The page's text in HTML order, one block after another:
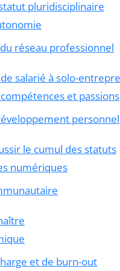
pluridisciplinaire
réseau professionnel
salarié à solo-
et passions
personnel
le cumul des statuts
numériques
et de burn-out